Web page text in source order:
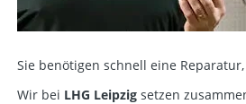
Sie benötigen schnell eine
Wir bei LHG Leipzig setzen